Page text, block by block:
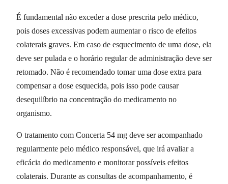
É fundamental não exceder a dose prescrita pelo médico,
pois doses excessivas podem aumentar o risco de efeitos
colaterais graves. Em caso de esquecimento de uma dose, ela
deve ser pulada e o horário regular de administração deve ser
retomado. Não é recomendado tomar uma dose extra para
compensar a dose esquecida, pois isso pode causar
desequilíbrio na concentração do medicamento no
organismo.
O tratamento com Concerta 54 mg deve ser acompanhado
regularmente pelo médico responsável, que irá avaliar a
eficácia do medicamento e monitorar possíveis efeitos
colaterais. Durante as consultas de acompanhamento, é